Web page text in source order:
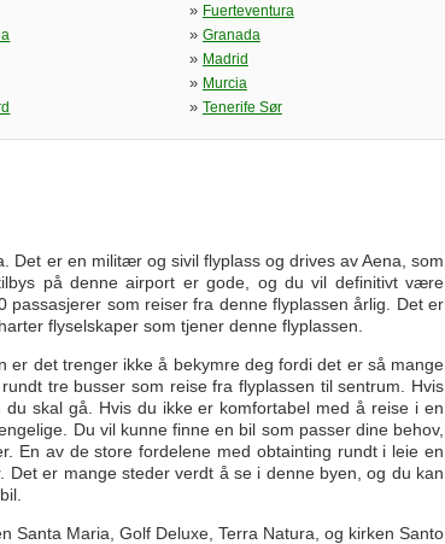
» Fuerteventura
» Granada
» Madrid
» Murcia
» Tenerife Sør
Det er en militær og sivil flyplass og drives av Aena, som
på denne airport er gode, og du vil definitivt være
som reiser fra denne flyplassen årlig. Det er
flyselskaper som tjener denne flyplassen.
er det trenger ikke å bekymre deg fordi det er så mange
tre busser som reise fra flyplassen til sentrum. Hvis
skal gå. Hvis du ikke er komfortabel med å reise i en
Du vil kunne finne en bil som passer dine behov,
En av de store fordelene med obtainting rundt i leie en
er mange steder verdt å se i denne byen, og du kan
Santa Maria, Golf Deluxe, Terra Natura, og kirken Santo